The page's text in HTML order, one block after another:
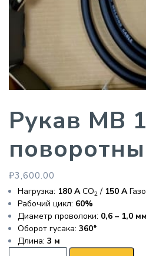
Рукав MB
₽3,600.00
Нагрузка: 180 АCO2 / 150 A
Рабочий цикл: 60%
Диаметр проволоки: 0,6 – 1,0 мм
Оборот гусака: 360*
Длина: 3 м